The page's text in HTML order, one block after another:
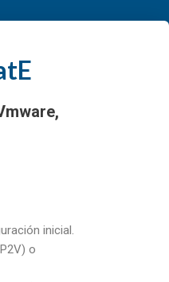
inicial.
o